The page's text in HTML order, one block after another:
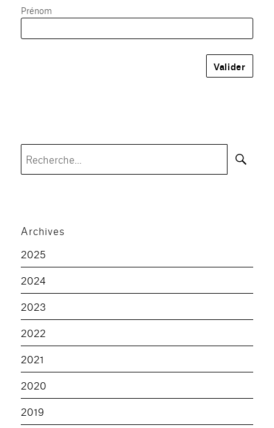
Prénom
Archives
2025
2024
2023
2022
2021
2020
2019